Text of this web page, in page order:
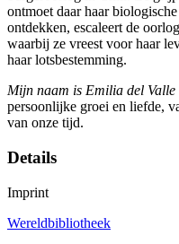
ontmoet daar haar
ontdekken, escaleert de
waarbij ze vreest voor haar
haar lotsbestemming.
Mijn naam is Emilia del Valle
persoonlijke groei en liefde,
van onze tijd.
Details
Imprint
Wereldbibliotheek